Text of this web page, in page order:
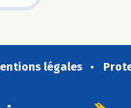
légales